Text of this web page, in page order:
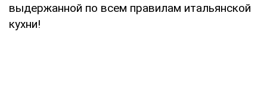
выдержанной по всем правилам итальянской
кухни!